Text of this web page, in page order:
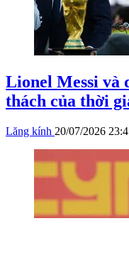
Lionel Messi và
thách của thời
Lăng kính 20/07/2026